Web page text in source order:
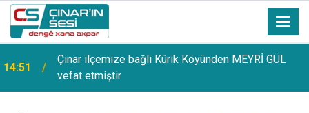
14:51
Çınar ilçemize bağlı Kûrik Köyünden MEYRİ GÜL
vefat etmiştir